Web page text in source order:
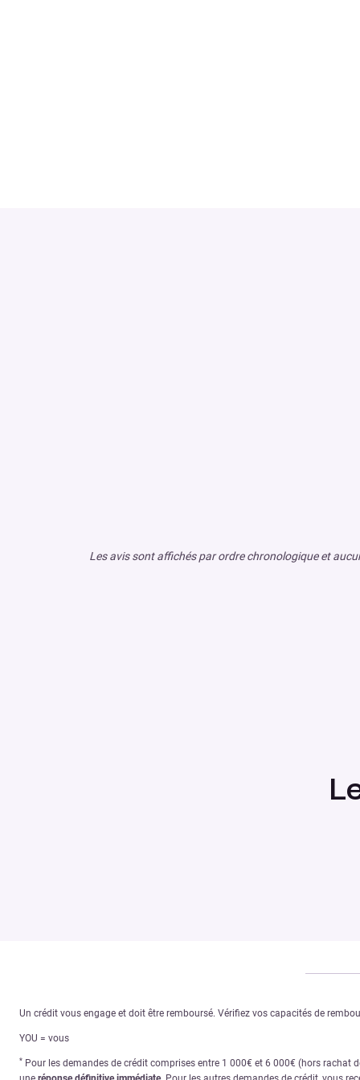
Les avis sont affichés par ordre chronologique et
Un crédit vous engage et doit être remboursé. Vérifiez vos capacités de
YOU = vous
* Pour les demandes de crédit comprises entre 1 000€ et 6 000€ (hors rachat